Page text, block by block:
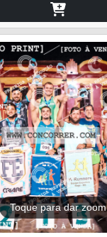
Toque para dar zoom